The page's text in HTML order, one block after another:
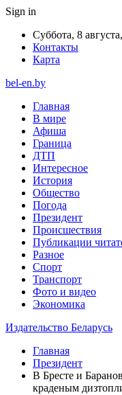
Sign in
Суббота, 8
Контакты
Карта
bel-en.by
Главная
В мире
Афиша
Граница
ДТП
Интересное
История
Общество
Погода
Президент
Происшествия
Публикации
Разное
Спорт
Транспорт
Фото и видео
Экономика
Издательство Беларусь
Главная
Президент
В Бресте и
краденым